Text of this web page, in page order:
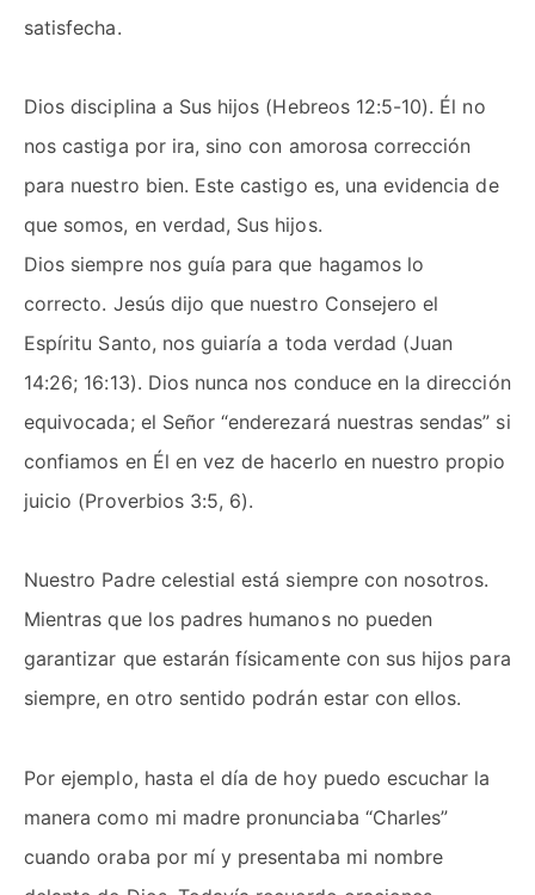
satisfecha.
Dios disciplina a Sus hijos (Hebreos 12:5-10). Él no
nos castiga por ira, sino con amorosa corrección
para nuestro bien. Este castigo es, una evidencia de
que somos, en verdad, Sus hijos.
Dios siempre nos guía para que hagamos lo
correcto. Jesús dijo que nuestro Consejero el
Espíritu Santo, nos guiaría a toda verdad (Juan
14:26; 16:13). Dios nunca nos conduce en la dirección
equivocada; el Señor “enderezará nuestras sendas” si
confiamos en Él en vez de hacerlo en nuestro propio
juicio (Proverbios 3:5, 6).
Nuestro Padre celestial está siempre con nosotros.
Mientras que los padres humanos no pueden
garantizar que estarán físicamente con sus hijos para
siempre, en otro sentido podrán estar con ellos.
Por ejemplo, hasta el día de hoy puedo escuchar la
manera como mi madre pronunciaba “Charles”
cuando oraba por mí y presentaba mi nombre